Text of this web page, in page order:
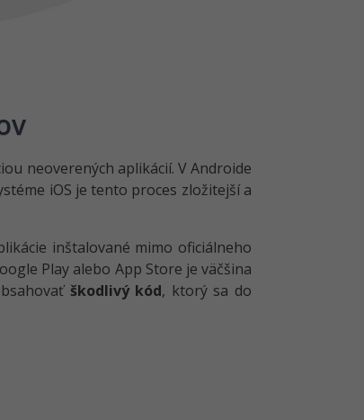
neoverených aplikácií. V Androide
iOS je tento proces zložitejší a
inštalované mimo oficiálneho
Play alebo App Store je väčšina
škodlivý kód, ktorý sa do